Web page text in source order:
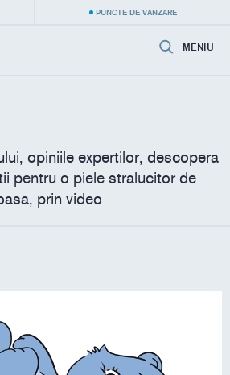
PUNCTE DE VANZARE
MENIU
opiniile expertilor, descopera
pentru o piele stralucitor de
prin video